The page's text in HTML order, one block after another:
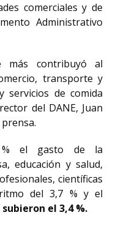
comerciales y de
Administrativo
más contribuyó al
transporte y
servicios de comida
del DANE, Juan
% el gasto de la
educación y salud,
científicas
del 3,7 % y el
subieron el 3,4 %.